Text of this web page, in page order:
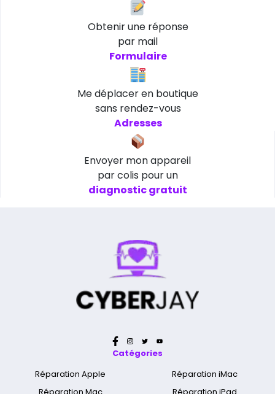
Obtenir une réponse
par mail
Formulaire
Me déplacer en boutique
sans rendez-vous
Adresses
Envoyer mon appareil
par colis pour un
diagnostic gratuit
Catégories
Réparation Apple
Réparation iMac